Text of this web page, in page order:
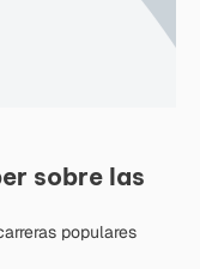
sobre las
populares